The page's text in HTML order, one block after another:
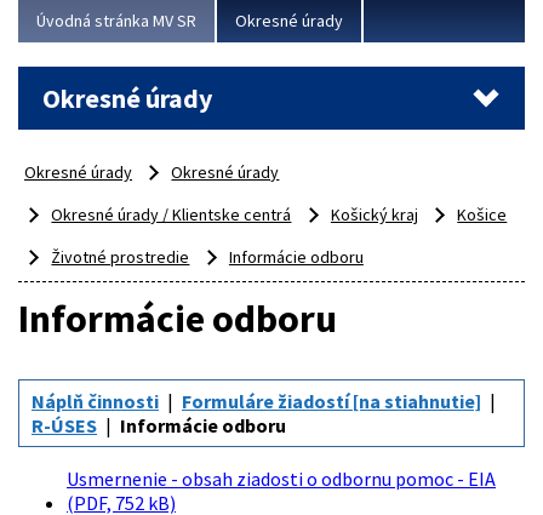
Viac
Úvodná stránka MV SR Okresné úrady
Okresné úrady
Okresné úrady
Okresné úrady
Okresné úrady / Klientske centrá
Košický kraj
Košice
Životné prostredie
Informácie odboru
Informácie odboru
Náplň činnosti
Formuláre žiadostí [na stiahnutie]
R-ÚSES
Informácie odboru
Usmernenie - obsah ziadosti o odbornu pomoc - EIA
(PDF, 752 kB)